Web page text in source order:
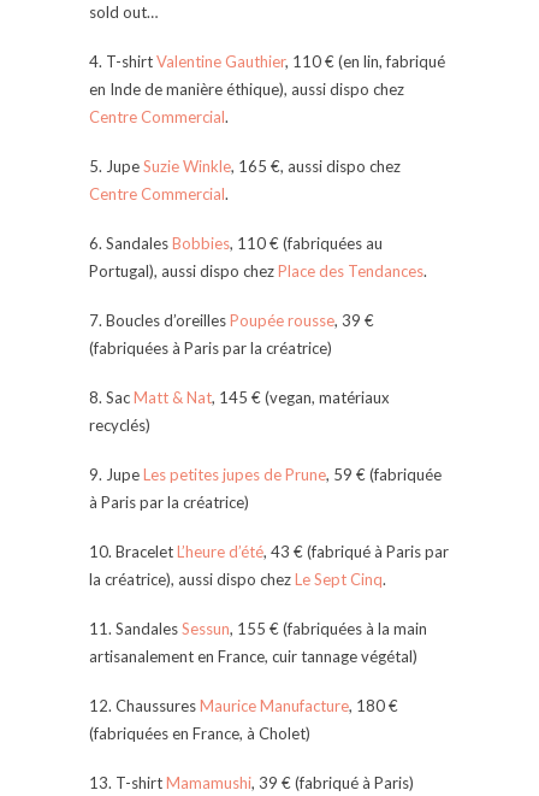
sold out…
4. T-shirtValentine Gauthier, 110 € (en lin, fabriqué
en Inde de manière éthique), aussi dispo chez
Centre Commercial.
5. JupeSuzie Winkle, 165 €, aussi dispo chez
Centre Commercial.
6. SandalesBobbies, 110 € (fabriquées au
Portugal), aussi dispo chezPlace des Tendances.
7. Boucles d’oreillesPoupée rousse, 39 €
(fabriquées à Paris par la créatrice)
8. SacMatt & Nat, 145 € (vegan, matériaux
recyclés)
9. JupeLes petites jupes de Prune, 59 € (fabriquée
à Paris par la créatrice)
10. BraceletL’heure d’été, 43 € (fabriqué à Paris par
la créatrice), aussi dispo chezLe Sept Cinq.
11. SandalesSessun, 155 € (fabriquées à la main
artisanalement en France, cuir tannage végétal)
12. ChaussuresMaurice Manufacture, 180 €
(fabriquées en France, à Cholet)
13. T-shirtMamamushi, 39 € (fabriqué à Paris)